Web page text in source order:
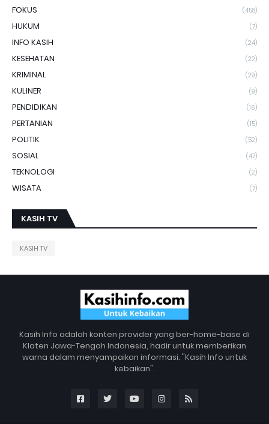
FOKUS (458)
HUKUM (7)
INFO KASIH (24)
KESEHATAN (22)
KRIMINAL (29)
KULINER (9)
PENDIDIKAN (16)
PERTANIAN (15)
POLITIK (52)
SOSIAL (47)
TEKNOLOGI (2)
WISATA (7)
KASIH TV
KASIH TV
Kasih Info adalah konten provider yang ber-home-base di
Klaten Jawa-Tengah Indonesia, hadir untuk memberikan
warna dalam menyampaikan informasi. "Kasih Info untuk
kebaikan".